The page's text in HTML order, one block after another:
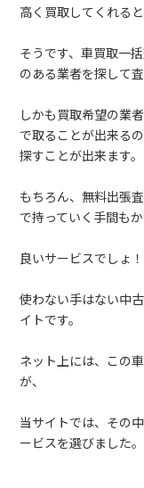
高く買取してくれる
そうです、車買取一
のある業者を探して
しかも買取希望の業
で取ることが出来る
探すことが出来ます。
もちろん、無料出張
で持っていく手間もか
良いサービスでしょ！
使わない手はない中
イトです。
ネット上には、この
が、
当サイトでは、その
ービスを選びました。